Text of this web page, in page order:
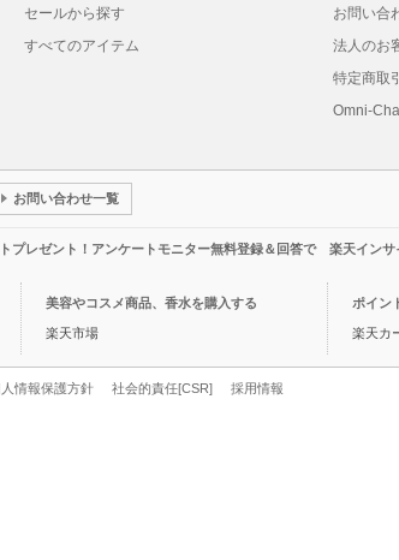
セールから探す
すべてのアイテム
お問い合
法人のお
特定商取
Omni-
お問い合わせ一覧
トプレゼント！アンケートモニター無料登録＆回答で 楽天インサ
美容やコスメ商品、香水を購入する
楽天市場
ポイン
楽天カ
情報保護方針 社会的責任[CSR] 採用情報